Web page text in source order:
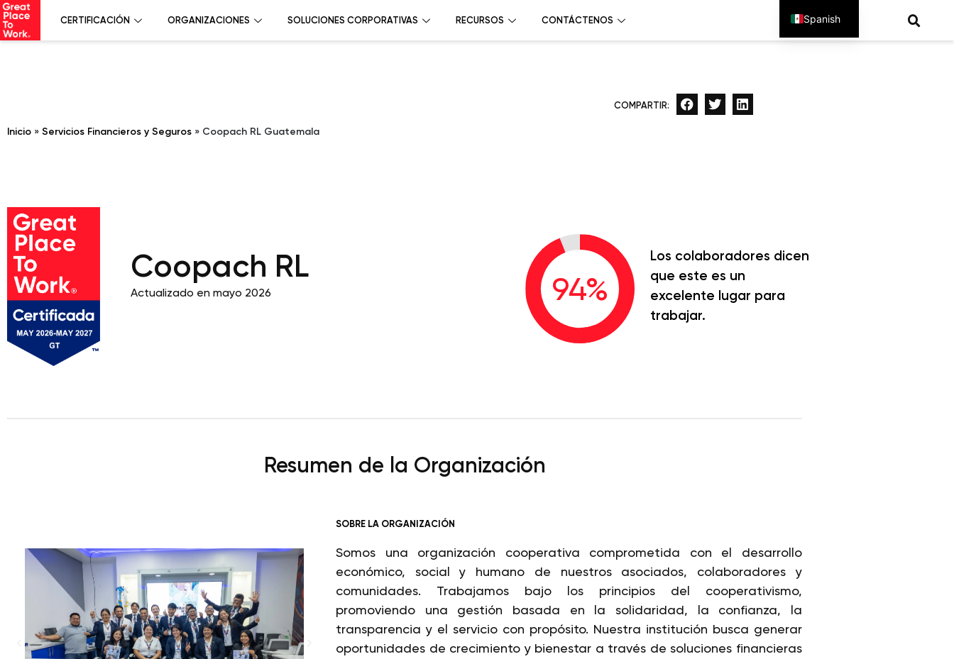
CERTIFICACIÓN ORGANIZACIONES SOLUCIONES CORPORATIVAS RECURSOS CONTÁCTENOS
COMPARTIR:
Inicio » Servicios Financieros y Seguros » Coopach RL Guatemala
Coopach RL
Actualizado en mayo 2026 94%
Los colaboradores dicen
que este es un
excelente lugar para
trabajar.
Resumen de la Organización
SOBRE LA ORGANIZACIÓN
Somos una organización cooperativa comprometida con el desarrollo
económico, social y humano de nuestros asociados, colaboradores y
comunidades. Trabajamos bajo los principios del cooperativismo,
promoviendo una gestión basada en la solidaridad, la confianza, la
transparencia y el servicio con propósito. Nuestra institución busca generar
oportunidades de crecimiento y bienestar a través de soluciones financieras
Spanish
English